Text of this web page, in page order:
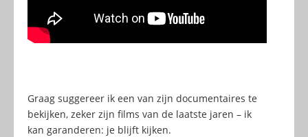
Graag suggereer ik een van zijn documentaires te
bekijken, zeker zijn films van de laatste jaren – ik
kan garanderen: je blijft kijken.